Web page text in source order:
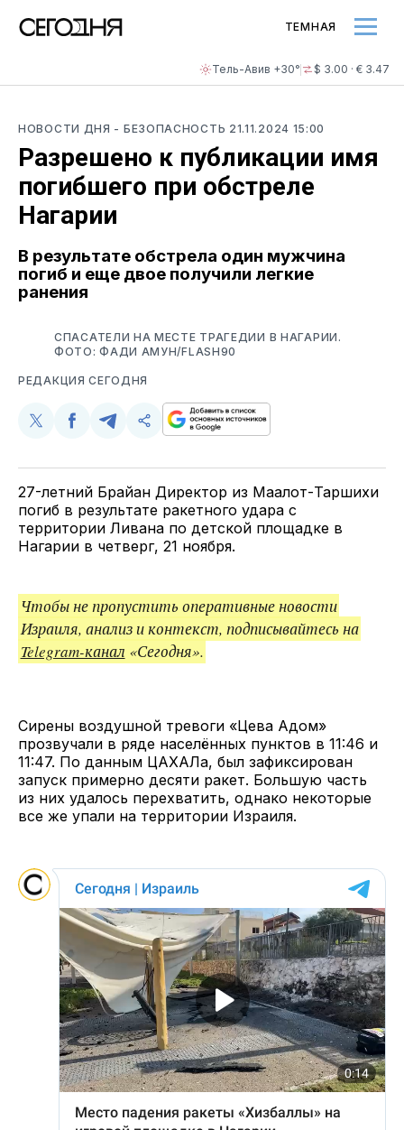
Тель-Авив +30° $ 3.00 · € 3.47
ТЕМНАЯ
НОВОСТИ ДНЯ - БЕЗОПАСНОСТЬ 21.11.2024 15:00
Разрешено к публикации имя
погибшего при обстреле
Нагарии
В результате обстрела один мужчина
погиб и еще двое получили легкие
ранения
СПАСАТЕЛИ НА МЕСТЕ ТРАГЕДИИ В НАГАРИИ.
ФОТО: ФАДИ АМУН/FLASH90
РЕДАКЦИЯ СЕГОДНЯ
Поделиться
Twitter
Поделиться
Facebook
Поделиться
Telegram
Скопируйте
поделитесь
ссылкой
27-летний Брайан Директор из Маалот-Таршихи
погиб в результате ракетного удара с
территории Ливана по детской площадке в
Нагарии в четверг, 21 ноября.
Чтобы не пропустить оперативные новости
Израиля, анализ и контекст, подписывайтесь на
Telegram-канал «Сегодня».
Сирены воздушной тревоги «Цева Адом»
прозвучали в ряде населённых пунктов в 11:46 и
11:47. По данным ЦАХАЛа, был зафиксирован
запуск примерно десяти ракет. Большую часть
из них удалось перехватить, однако некоторые
все же упали на территории Израиля.